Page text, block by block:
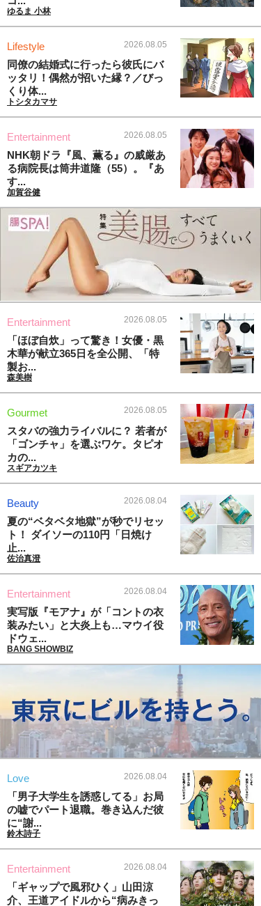
ゆるま 小林
Lifestyle 2026.08.05
同僚の結婚式に行ったら彼氏にバ
ッタリ！偶然が招いた縁？／びっ
くり体...
トシタカマサ
Entertainment 2026.08.05
NHK朝ドラ『風、薫る』の威厳あ
る病院長は筒井道隆（55）。『あ
す...
加賀谷健
Entertainment 2026.08.05
「ほぼ自炊」って驚き！女優・黒
木華が献立365日を全公開、「特
製お...
森美樹
Gourmet 2026.08.05
スタバの強力ライバルに？ 若者が
「ゴンチャ」を選ぶワケ。タピオ
カの...
スギアカツキ
Beauty 2026.08.04
夏の“ベタベタ地獄”が秒でリセッ
ト！ ダイソーの110円「日焼け
止...
佐治真澄
Entertainment 2026.08.04
実写版『モアナ』が「コントの衣
装みたい」と大炎上も…マウイ役
ドウェ...
BANG SHOWBIZ
Love 2026.08.04
「男子大学生を誘惑してる」お局
の嘘でパート退職。巻き込んだ彼
に“謝...
鈴木詩子
Entertainment 2026.08.04
「ギャップで風邪ひく」山田涼
介、王道アイドルから“病みきっ